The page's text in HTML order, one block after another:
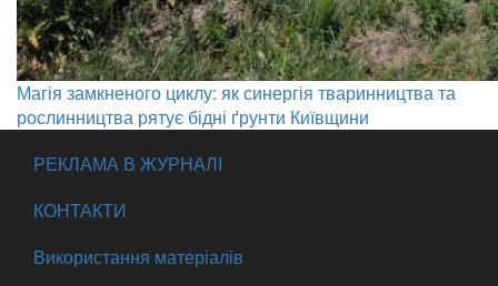
Магія замкненого циклу: як синергія тваринництва та
рослинництва рятує бідні ґрунти Київщини
РЕКЛАМА В ЖУРНАЛІ
КОНТАКТИ
Використання матеріалів